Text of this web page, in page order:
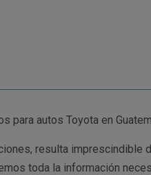
para autos Toyota en
resulta imprescindible
toda la información